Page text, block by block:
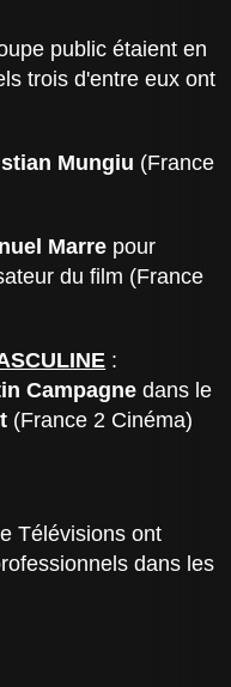
public étaient en
trois d'entre eux ont
Mungiu (France
Marre pour
du film (France
:
Campagne dans le
(France 2 Cinéma)
Télévisions ont
dans les